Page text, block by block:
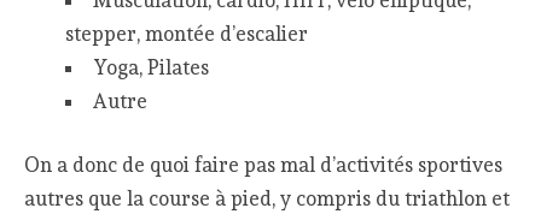
stepper, montée d’escalier
Yoga, Pilates
Autre
On a donc de quoi faire pas mal d’activités sportives
autres que la course à pied, y compris du triathlon et